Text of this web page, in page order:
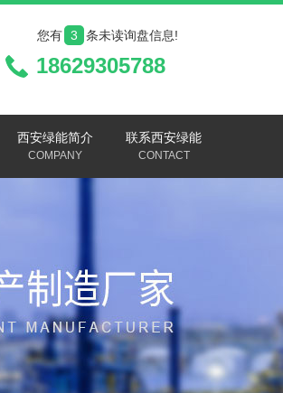
18629305788
您有 3 条未读询盘信息!
西安绿能简介
COMPANY
联系西安绿能
CONTACT